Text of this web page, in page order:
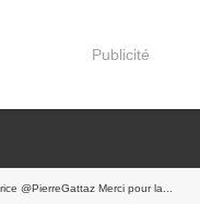
Publicité
@PierreGattaz Merci pour la...